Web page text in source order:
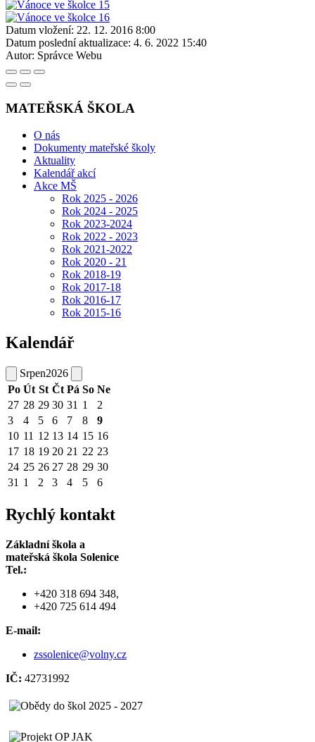
Datum vložení: 22. 12. 2016 8:00
Datum poslední aktualizace: 4. 6. 2022 15:40
Autor: Správce Webu
MATEŘSKÁ ŠKOLA
O nás
Dokumenty mateřské školy
Aktuality
Kalendář akcí
Akce MŠ
Rok 2025 - 2026
Rok 2024 - 2025
Rok 2023-2024
Rok 2022 - 2023
Rok 2021-2022
Rok 2020 - 21
Rok 2018-19
Rok 2017-18
Rok 2016-17
Rok 2015-16
Kalendář
Srpen2026
Po Út St Čt Pá So Ne
27 28 29 30 31 1
2
3
4 5 6 7 8
9
10 11 12 13 14 15 16
17 18 19 20 21 22 23
24 25 26 27 28 29 30
31 1 2 3 4 5 6
Rychlý kontakt
Základní škola a
mateřská škola Solenice
Tel.:
+420 318 694 348,
+420 725 614 494
E-mail:
zssolenice@volny.cz
IČ: 42731992